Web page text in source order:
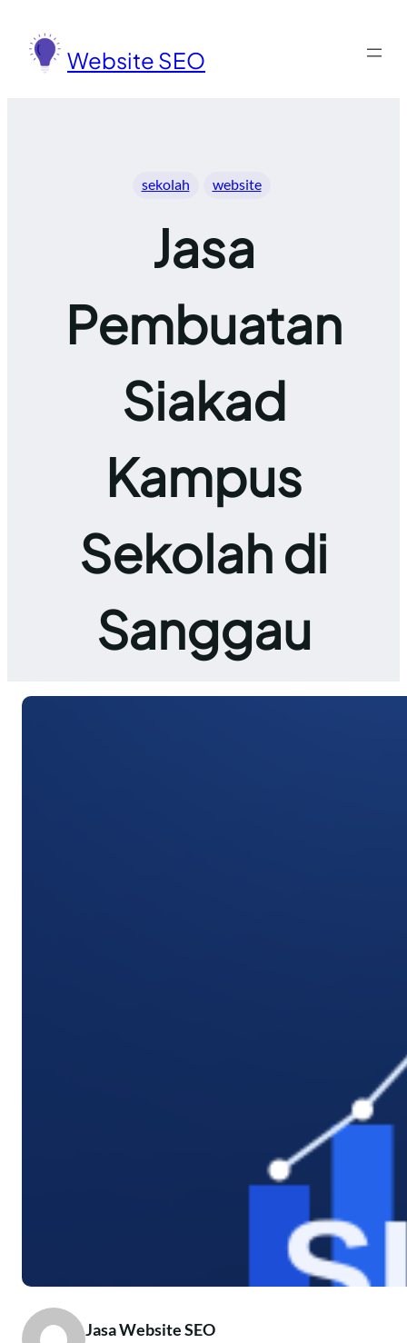
konten
Website SEO
sekolah website
Jasa
Pembuatan
Siakad
Kampus
Sekolah di
Sanggau
Jasa Website SEO